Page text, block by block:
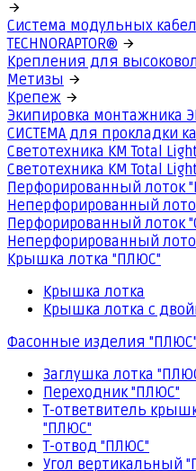
Система модульных
TECHNORAPTOR®
Крепления для
Метизы
Крепеж
Экипировка монтажника
СИСТЕМА для прокладки
Светотехника КМ Total Light
Светотехника КМ Total Light
Перфорированный
Неперфорированный
Перфорированный лоток
Неперфорированный
Крышка лотка "ПЛЮС"
Крышка лотка
Крышка лотка с
Фасонные изделия "ПЛЮС"
Заглушка лотка
Переходник "ПЛЮС"
Т-ответвитель
"ПЛЮС"
Т-отвод "ПЛЮС"
Угол вертикальный